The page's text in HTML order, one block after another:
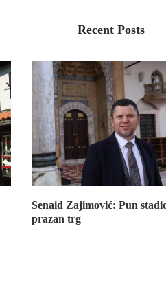
Recent Posts
Senaid Zajimović: Pun
prazan trg